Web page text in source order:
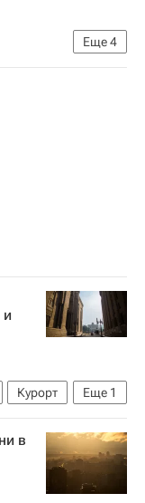
Еще4
и
Еще 1
Курорт
в